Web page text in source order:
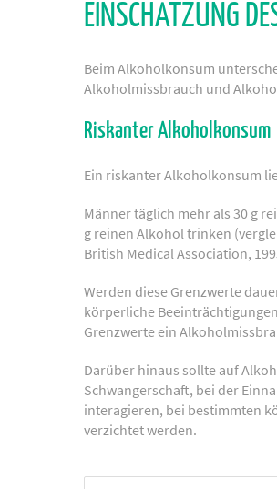
EINSCHÄTZUNG
Beim Alkoholkonsum
Alkoholmissbrauch und
Riskanter Alkoholkonsum
Ein riskanter Alkoholkonsum
Männer täglich mehr als 30 g
g reinen Alkohol trinken
British Medical Association,
Werden diese Grenzwerte
körperliche
Grenzwerte ein
Darüber hinaus sollte auf
Schwangerschaft, bei der
interagieren, bei bestimmten
verzichtet werden.